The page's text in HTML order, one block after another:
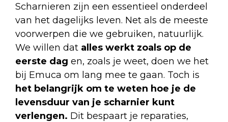
Scharnieren zijn een essentieel onderdeel
van het dagelijks leven. Net als de meeste
voorwerpen die we gebruiken, natuurlijk.
We willen dat alles werkt zoals op de
eerste dag en, zoals je weet, doen we het
bij Emuca om lang mee te gaan. Toch is
het belangrijk om te weten hoe je de
levensduur van je scharnier kunt
verlengen. Dit bespaart je reparaties,